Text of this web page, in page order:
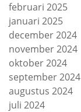
februari 2025
januari 2025
december 2024
november 2024
oktober 2024
september 2024
augustus 2024
juli 2024